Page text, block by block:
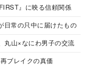
』に映る信頼関係
常の只中に届けたもの
丸山×なにわ男子の交流
ブレイクの真価